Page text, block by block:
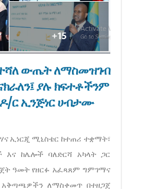
ውጤት ለማስመዝገብ
ያሉ ክፍተቶችንም
ር ኢንጅነር ሀብታሙ
ኢነርጂ ሚኒስቴር ከተጠሪ ተቋማት፣
እና ከሌሎች ባለድርሻ አካላት ጋር
ዓመት የዘርፉ አፈጻጸም ግምገማና
አቅጣጫዎችን ለማስቀመጥ በተዘጋጀ